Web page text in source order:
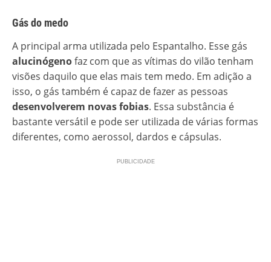
Gás do medo
A principal arma utilizada pelo Espantalho. Esse gás
alucinógenofaz com que as vítimas do vilão tenham
visões daquilo que elas mais tem medo. Em adição a
isso, o gás também é capaz de fazer as pessoas
desenvolverem novas fobias. Essa substância é
bastante versátil e pode ser utilizada de várias formas
diferentes, como aerossol, dardos e cápsulas.